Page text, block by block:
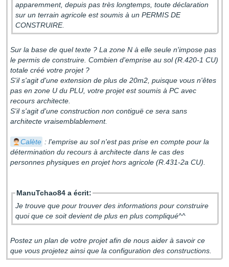
apparemment, depuis pas très longtemps, toute déclaration
sur un terrain agricole est soumis à un PERMIS DE
CONSTRUIRE.
Sur la base de quel texte ? La zone N à elle seule n'impose pas
le permis de construire. Combien d'emprise au sol (R.420-1 CU)
totale créé votre projet ?
S'il s'agit d'une extension de plus de 20m2, puisque vous n'êtes
pas en zone U du PLU, votre projet est soumis à PC avec
recours architecte.
S'il s'agit d'une construction non contiguë ce sera sans
architecte vraisemblablement.
Calète : l'emprise au sol n'est pas prise en compte pour la
détermination du recours à architecte dans le cas des
personnes physiques en projet hors agricole (R.431-2a CU).
ManuTchao84 a écrit:
Je trouve que pour trouver des informations pour construire
quoi que ce soit devient de plus en plus compliqué^^
Postez un plan de votre projet afin de nous aider à savoir ce
que vous projetez ainsi que la configuration des constructions.